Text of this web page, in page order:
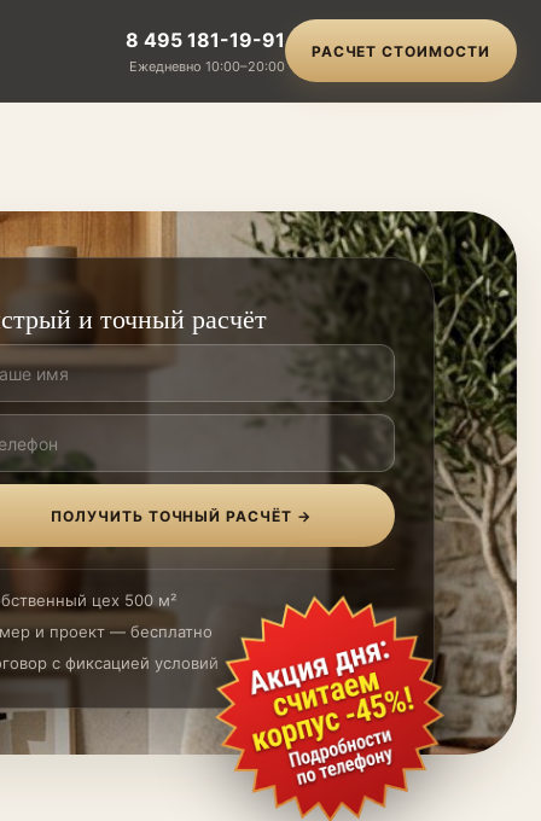
8 495 181-19-91
Ежедневно 10:00–20:00
РАСЧЕТ СТОИМОСТИ
и точный расчёт
ПОЛУЧИТЬ ТОЧНЫЙ РАСЧЁТ →
цех 500 м²
и проект — бесплатно
с фиксацией условий